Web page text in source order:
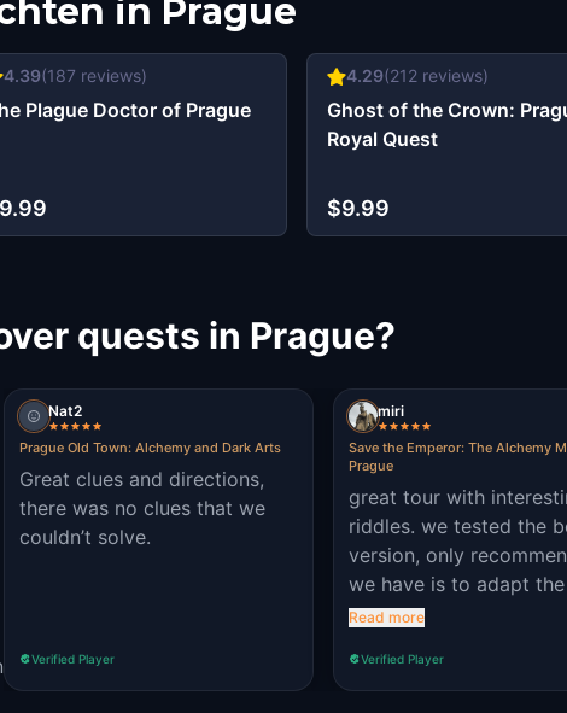
in Prague
4.39(187 reviews)
Plague Doctor of Prague
4.29(212 reviews)
Ghost of the Crown:
Royal Quest
$9.99
quests in Prague?
Nat2
Prague Old Town: Alchemy and Dark Arts
Great clues and directions,
there was no clues that we
couldn’t solve.
Verified Player
miri
Save the Emperor: The Alchemy
Prague
great tour with
riddles. we tested the
version, only
we have is to adapt
few chapters a bit so
the other Prague
quest!
Read more
Verified Player